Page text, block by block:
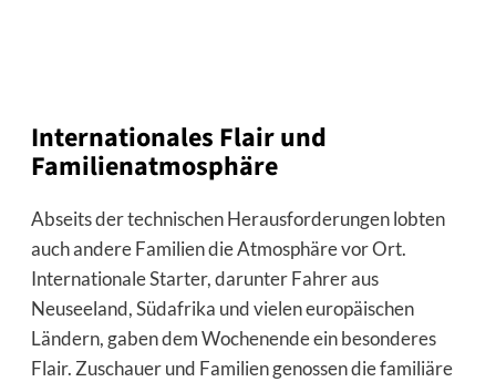
Internationales Flair und
Familienatmosphäre
Abseits der technischen Herausforderungen lobten
auch andere Familien die Atmosphäre vor Ort.
Internationale Starter, darunter Fahrer aus
Neuseeland, Südafrika und vielen europäischen
Ländern, gaben dem Wochenende ein besonderes
Flair. Zuschauer und Familien genossen die familiäre